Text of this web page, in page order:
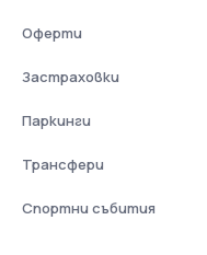
Оферти
Застраховки
Паркинги
Трансфери
Спортни събития